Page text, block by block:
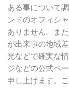
ある事について
ンドのオフィシ
ありません。ま
が出来事の地域
光などで確実な
ジなどの公式ペ
申し上げます。